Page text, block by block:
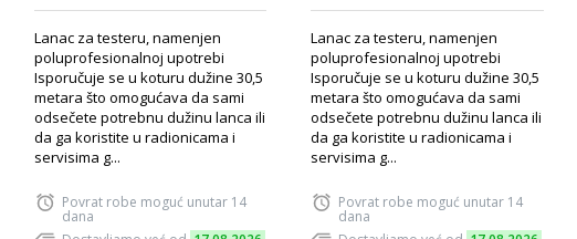
Lanac za testeru, namenjen
poluprofesionalnoj upotrebi
Isporučuje se u koturu dužine 30,5
metara što omogućava da sami
odsečete potrebnu dužinu lanca ili
da ga koristite u radionicama i
servisima g...
Povrat robe moguć unutar 14
dana
Lanac za testeru, namenjen
poluprofesionalnoj upotrebi
Isporučuje se u koturu dužine 30,5
metara što omogućava da sami
odsečete potrebnu dužinu lanca ili
da ga koristite u radionicama i
servisima g...
Povrat robe moguć unutar 14
dana